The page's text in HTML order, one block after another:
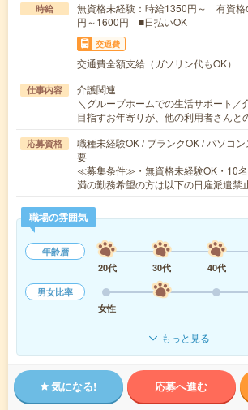
時給
無資格未経験：時給1350円～ 有資格
円～1600円 ■日払いOK
交通費
交通費全額支給（ガソリン代もOK）
仕事内容
介護関連
＼グループホームでの生活サポート／
目指すお年寄りが、他の利用者さん
応募資格
職種未経験OK / ブランクOK / パソコ
要
≪募集条件≫・無資格未経験OK・10
満の勤務希望の方は以下の日雇派遣
職場の雰囲気
年齢層
20代
30代 40代
男女比率
女性
もっと見る
気になる! 応募へ進む